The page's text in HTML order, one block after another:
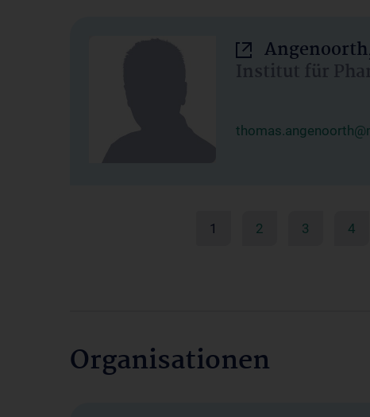
Institut für
1 2 3 4
Organisationen